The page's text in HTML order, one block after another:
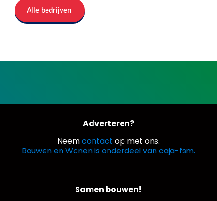
Alle bedrijven
Adverteren?
Neemcontact op met ons.
Bouwen en Wonen is onderdeel van caja-fsm.
Samen bouwen!